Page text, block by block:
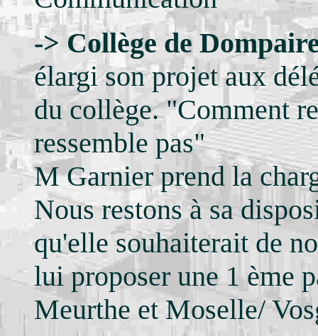
-> Collège de
élargi son projet aux
du collège. "Comment
ressemble pas"
M Garnier prend la
Nous restons à sa
qu'elle souhaiterait de
lui proposer une 1 ème
Meurthe et Moselle/